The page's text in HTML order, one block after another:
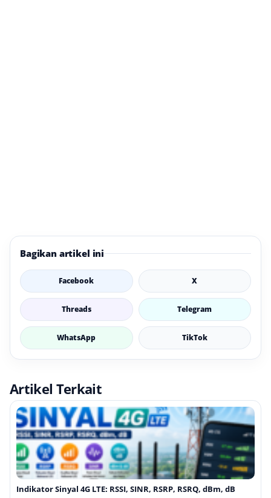
Bagikan artikel ini
Facebook X
Threads Telegram
WhatsApp TikTok
Artikel Terkait
Indikator Sinyal 4G LTE: RSSI, SINR, RSRP, RSRQ, dBm, dB